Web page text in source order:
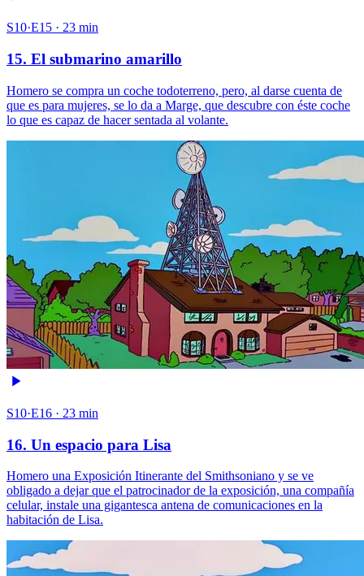
S10·E15 · 23 min
15. El submarino amarillo
Homero se compra un coche todoterreno, pero, al darse cuenta de
que es para mujeres, se lo da a Marge, que descubre con éste coche
lo que es capaz de hacer sentada al volante.
S10·E16 · 23 min
16. Un espacio para Lisa
Homero una Exposición Itinerante del Smithsoniano y se ve
obligado a dejar que el patrocinador de la exposición, una compañía
celular, instale una gigantesca antena de comunicaciones en la
habitación de Lisa.